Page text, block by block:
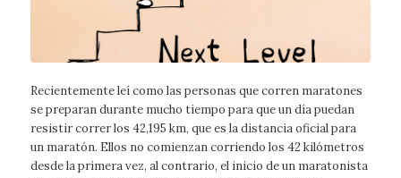
Recientemente leí como las personas que corren maratones
se preparan durante mucho tiempo para que un día puedan
resistir correr los 42,195 km, que es la distancia oficial para
un maratón. Ellos no comienzan corriendo los 42 kilómetros
desde la primera vez, al contrario, el inicio de un maratonista